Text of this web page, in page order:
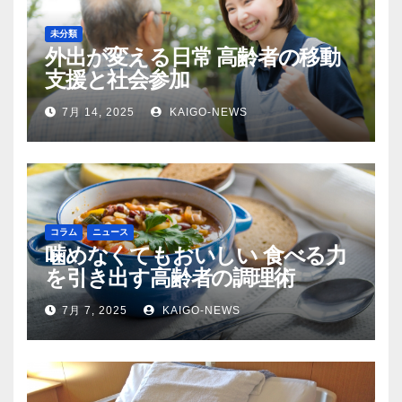
未分類
外出が変える日常 高齢者の移動
支援と社会参加
7月 14, 2025 KAIGO-NEWS
コラム ニュース
噛めなくてもおいしい 食べる力
を引き出す高齢者の調理術
7月 7, 2025 KAIGO-NEWS